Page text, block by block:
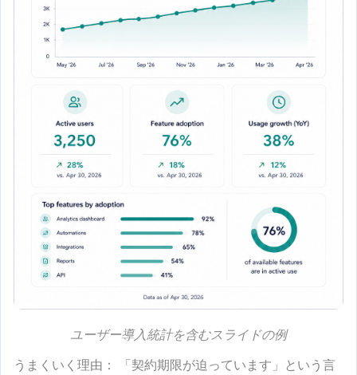
ユーザー導入統計を含むスライドの例
うまくいく理由 ： 「契約期限が迫っています」という言